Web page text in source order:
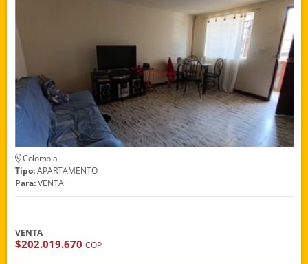
Colombia
Tipo:APARTAMENTO
Para:VENTA
VENTA
$202.019.670 COP